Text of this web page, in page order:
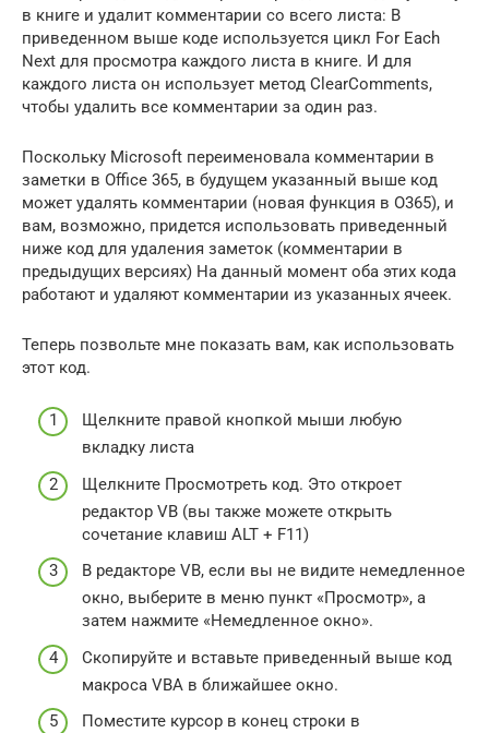
в книге и удалит комментарии со всего листа: В
приведенном выше коде используется цикл For Each
Next для просмотра каждого листа в книге. И для
каждого листа он использует метод ClearComments,
чтобы удалить все комментарии за один раз.
Поскольку Microsoft переименовала комментарии в
заметки в Office 365, в будущем указанный выше код
может удалять комментарии (новая функция в O365), и
вам, возможно, придется использовать приведенный
ниже код для удаления заметок (комментарии в
предыдущих версиях) На данный момент оба этих кода
работают и удаляют комментарии из указанных ячеек.
Теперь позвольте мне показать вам, как использовать
этот код.
Щелкните правой кнопкой мыши любую
вкладку листа
Щелкните Просмотреть код. Это откроет
редактор VB (вы также можете открыть
сочетание клавиш ALT + F11)
В редакторе VB, если вы не видите немедленное
окно, выберите в меню пункт «Просмотр», а
затем нажмите «Немедленное окно».
Скопируйте и вставьте приведенный выше код
макроса VBA в ближайшее окно.
Поместите курсор в конец строки в